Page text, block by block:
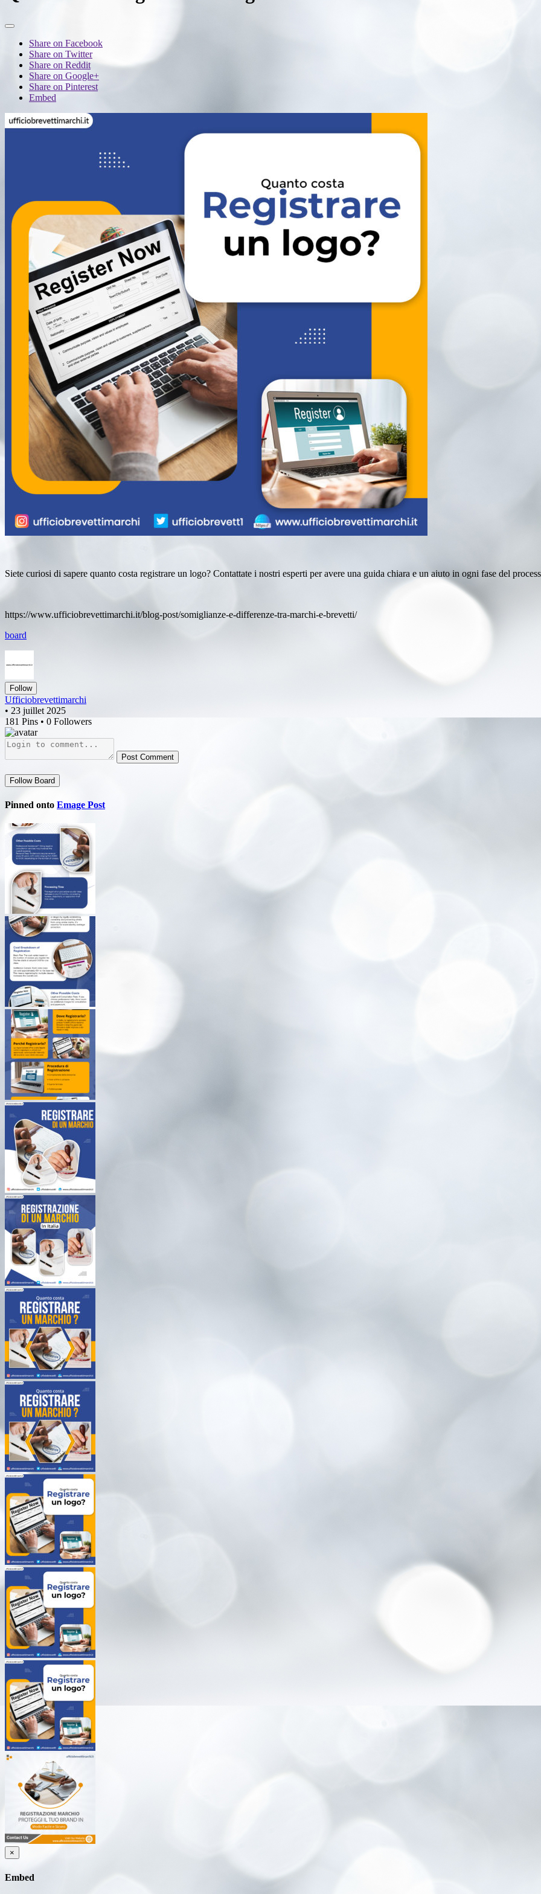
Share on Facebook
Share on Twitter
Share on Reddit
Share on Google+
Share on Pinterest
Embed
Siete curiosi di sapere quanto costa registrare un logo? Contattate i nostri esperti per avere una guida chiara e un aiuto in ogni fase del
https://www.ufficiobrevettimarchi.it/blog-post/somiglianze-e-differenze-tra-marchi-e-brevetti/
board
Follow
Ufficiobrevettimarchi
• 23 juillet 2025
181 Pins • 0 Followers
Post Comment
Follow Board
Pinned onto Emage Post
×
Embed